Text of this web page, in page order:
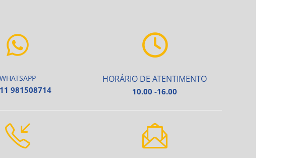
WHATSAPP
981508714
HORÁRIO DE ATENTIMENTO
10.00 -16.00